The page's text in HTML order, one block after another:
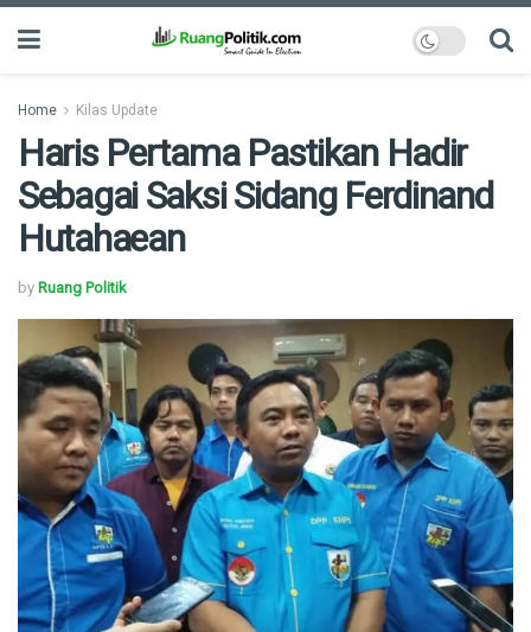
Home Kilas Update
Haris Pertama Pastikan Hadir
Sebagai Saksi Sidang Ferdinand
Hutahaean
by Ruang Politik